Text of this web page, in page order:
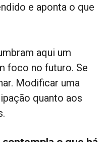
e aponta o que
aqui um
foco no futuro. Se
Modificar uma
quanto aos